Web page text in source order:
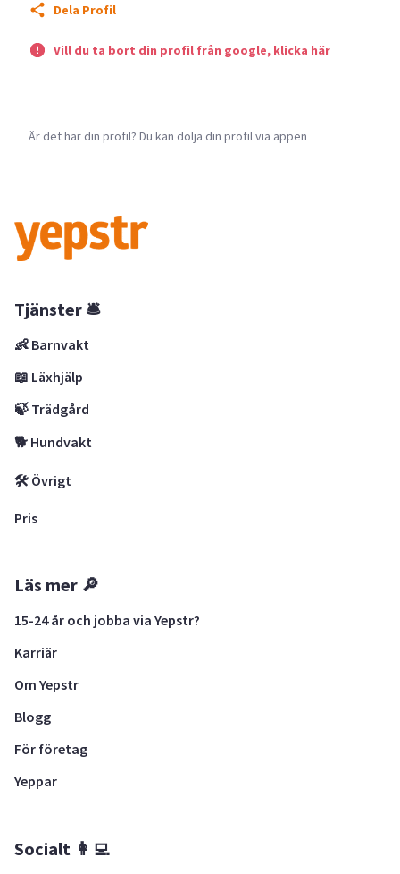
Dela Profil
Vill du ta bort din profil från google, klicka här
Är det här din profil? Du kan dölja din profil via appen
Tjänster 🛎
👶 Barnvakt
📖 Läxhjälp
🍃 Trädgård
🐕 Hundvakt
🛠 Övrigt
Pris
Läs mer 🔎
15-24 år och jobba via Yepstr?
Karriär
Om Yepstr
Blogg
För företag
Yeppar
Socialt 👩‍💻